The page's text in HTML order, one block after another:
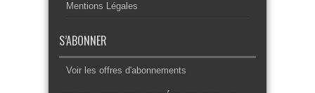
Mentions Légales
S’ABONNER
Voir les offres d'abonnements